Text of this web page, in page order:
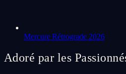
Mercure Rétrograde 2026
Adoré par les